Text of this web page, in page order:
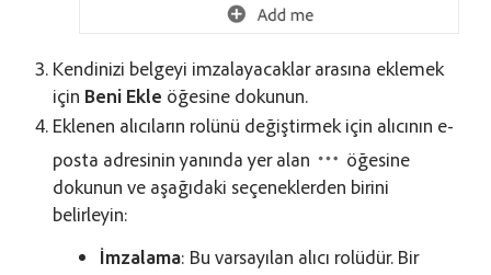
Kendinizi belgeyi imzalayacaklar arasına eklemek
için Beni Ekle öğesine dokunun.
Eklenen alıcıların rolünü değiştirmek için alıcının e-
posta adresinin yanında yer alan
öğesine
dokunun ve aşağıdaki seçeneklerden birini
belirleyin:
İmzalama: Bu varsayılan alıcı rolüdür. Bir